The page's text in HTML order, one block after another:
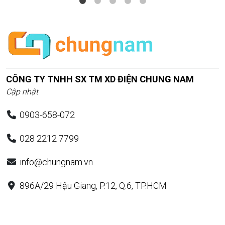
CÔNG TY TNHH SX TM XD ĐIỆN CHUNG NAM
Cập nhật
0903-658-072
028 2212 7799
info@chungnam.vn
896A/29 Hậu Giang, P.12, Q.6, TP.HCM